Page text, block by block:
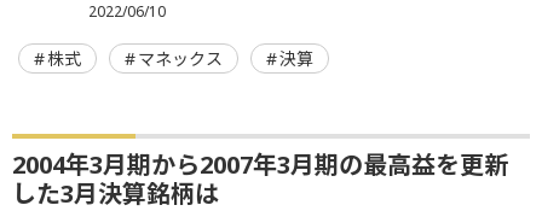
2022/06/10
株式 マネックス 決算
2004年3月期から2007年3月期の最高益を更新
した3月決算銘柄は